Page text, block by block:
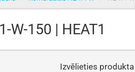
W-150 | HEAT1
Izvēlieties